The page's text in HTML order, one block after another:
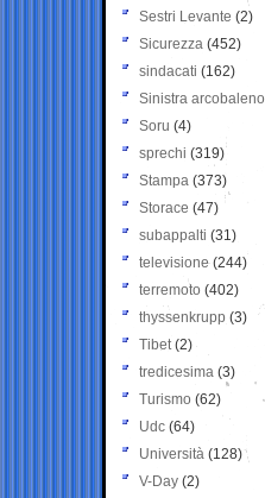
Sestri Levante (2)
Sicurezza (452)
sindacati (162)
Sinistra arcobaleno
Soru (4)
sprechi (319)
Stampa (373)
Storace (47)
subappalti (31)
televisione(244)
terremoto (402)
thyssenkrupp (3)
Tibet(2)
tredicesima (3)
Turismo (62)
Udc (64)
Università (128)
V-Day (2)